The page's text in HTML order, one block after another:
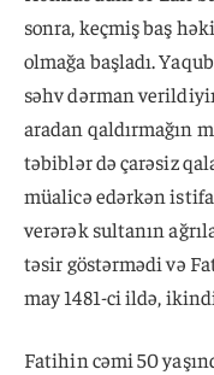
sonra, keçmiş baş
olmağa başladı.
səhv dərman
aradan qaldırmağın
təbiblər də çarəsiz
müalicə edərkən
verərək sultanın
təsir göstərmədi və
may 1481-ci ildə,
Fatihin cəmi 50